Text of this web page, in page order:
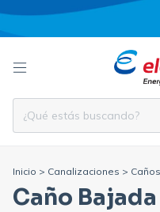
Inicio > Canalizaciones >
Caño